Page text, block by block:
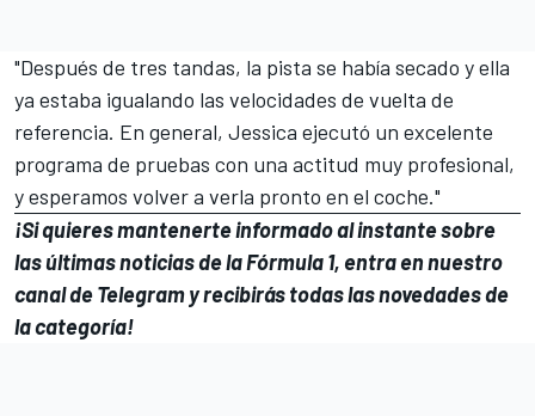
"Después de tres tandas, la pista se había secado y ella
ya estaba igualando las velocidades de vuelta de
referencia. En general, Jessica ejecutó un excelente
programa de pruebas con una actitud muy profesional,
y esperamos volver a verla pronto en el coche."
¡Si quieres mantenerte informado al instante sobre
las últimas noticias de la Fórmula 1, entra ennuestro
canal de Telegramy recibirás todas las novedades de
la categoría!